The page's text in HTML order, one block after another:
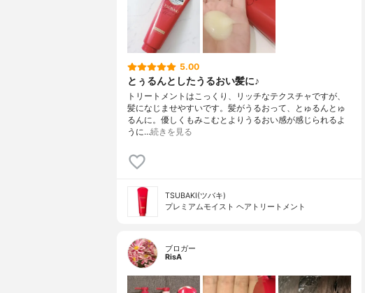
5.00
とぅるんとしたうるおい髪に♪
トリートメントはこっくり、リッチなテクスチャですが、
髪になじませやすいです。髪がうるおって、とゅるんとゅ
るんに。優しくもみこむとよりうるおい感が感じられるよ
うに…続きを見る
TSUBAKI(ツバキ)
プレミアムモイスト ヘアトリートメント
ブロガー
RisA